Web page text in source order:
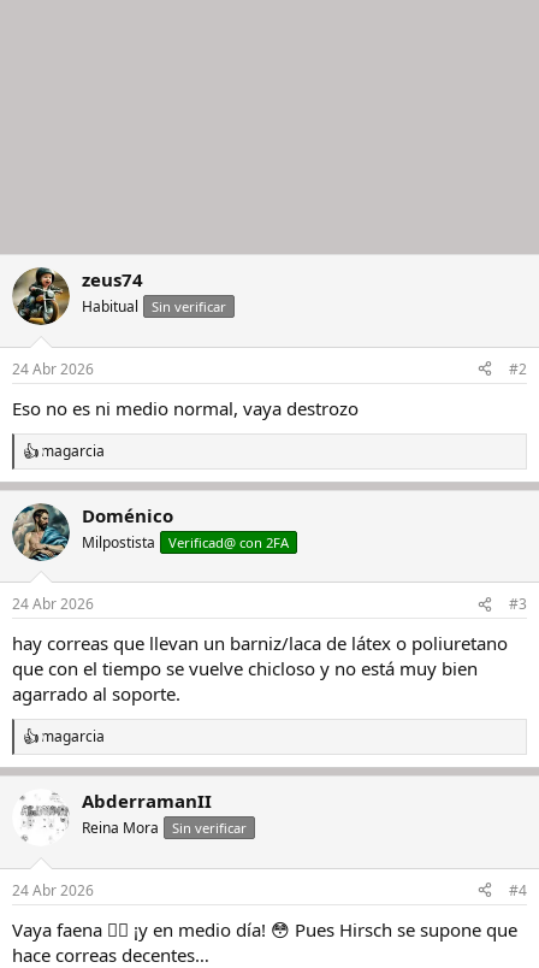
zeus74
Habitual Sin verificar
24 Abr 2026 #2
Eso no es ni medio normal, vaya destrozo
R
e
a
c
c
i
e
:
magarcia
Doménico
Milpostista Verificad@ con 2FA
24 Abr 2026 #3
hay correas que llevan un barniz/laca de látex o poliuretano
que con el tiempo se vuelve chicloso y no está muy bien
agarrado al soporte.
R
e
c
c
i
e
:
magarcia
AbderramanII
Reina Mora Sin verificar
24 Abr 2026 #4
Vaya faena 🙆‍♀️ ¡y en medio día! 😳 Pues Hirsch se supone que
hace correas decentes…